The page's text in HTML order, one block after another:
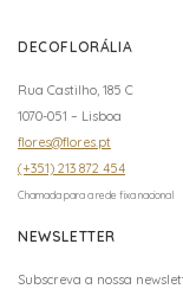
DECOFLORÁLIA
Rua Castilho, 185 C
1070-051 – Lisboa
flores@flores.pt
(+351) 213 872 454
Chamada para a rede fixa nacional
NEWSLETTER
Subscreva a nossa